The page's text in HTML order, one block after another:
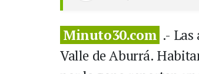
Minuto30.com .-
Valle de Aburrá.